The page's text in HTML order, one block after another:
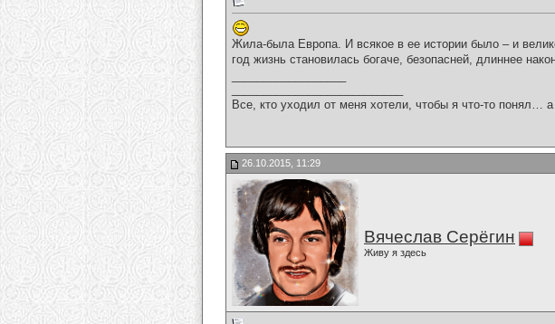
Жила-была Европа. И всякое в ее истории было – и
год жизнь становилась богаче, безопасней, длиннее
Все, кто уходил от меня хотели, чтобы я что-то понял…
26.10.2015, 11:29
Вячеслав Серёгин
Живу я здесь